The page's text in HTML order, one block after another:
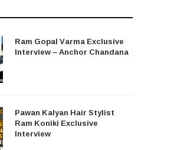
Ram Gopal Varma Exclusive
Interview – Anchor Chandana
Pawan Kalyan Hair Stylist
Ram Koniki Exclusive
Interview